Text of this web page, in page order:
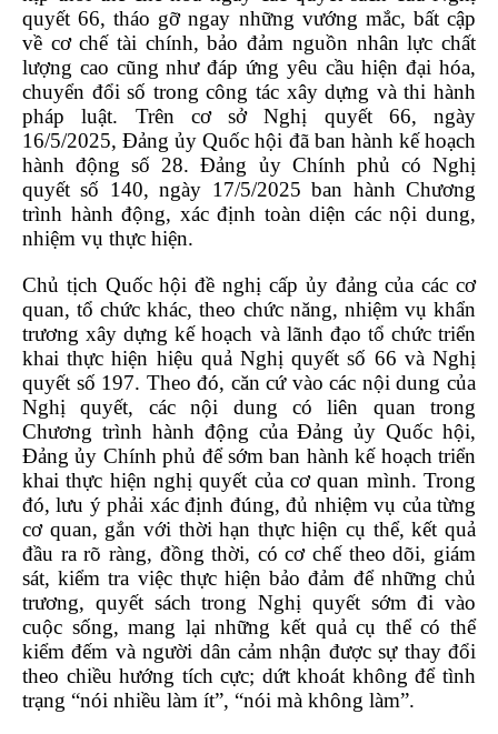
quyết 66, tháo gỡ ngay những vướng mắc, bất cập
về cơ chế tài chính, bảo đảm nguồn nhân lực chất
lượng cao cũng như đáp ứng yêu cầu hiện đại hóa,
chuyển đổi số trong công tác xây dựng và thi hành
pháp luật. Trên cơ sở Nghị quyết 66, ngày
16/5/2025, Đảng ủy Quốc hội đã ban hành kế hoạch
hành động số 28. Đảng ủy Chính phủ có Nghị
quyết số 140, ngày 17/5/2025 ban hành Chương
trình hành động, xác định toàn diện các nội dung,
nhiệm vụ thực hiện.
Chủ tịch Quốc hội đề nghị cấp ủy đảng của các cơ
quan, tổ chức khác, theo chức năng, nhiệm vụ khẩn
trương xây dựng kế hoạch và lãnh đạo tổ chức triển
khai thực hiện hiệu quả Nghị quyết số 66 và Nghị
quyết số 197. Theo đó, căn cứ vào các nội dung của
Nghị quyết, các nội dung có liên quan trong
Chương trình hành động của Đảng ủy Quốc hội,
Đảng ủy Chính phủ để sớm ban hành kế hoạch triển
khai thực hiện nghị quyết của cơ quan mình. Trong
đó, lưu ý phải xác định đúng, đủ nhiệm vụ của từng
cơ quan, gắn với thời hạn thực hiện cụ thể, kết quả
đầu ra rõ ràng, đồng thời, có cơ chế theo dõi, giám
sát, kiểm tra việc thực hiện bảo đảm để những chủ
trương, quyết sách trong Nghị quyết sớm đi vào
cuộc sống, mang lại những kết quả cụ thể có thể
kiểm đếm và người dân cảm nhận được sự thay đổi
theo chiều hướng tích cực; dứt khoát không để tình
trạng “nói nhiều làm ít”, “nói mà không làm”.